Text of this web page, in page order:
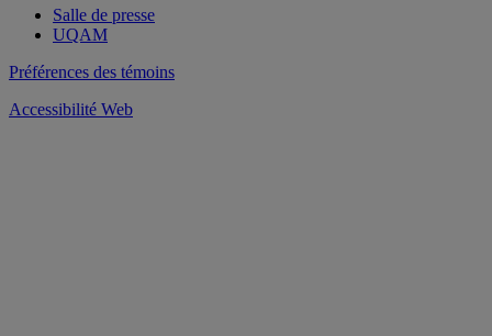
Salle de presse
UQAM
Préférences des témoins
Accessibilité Web